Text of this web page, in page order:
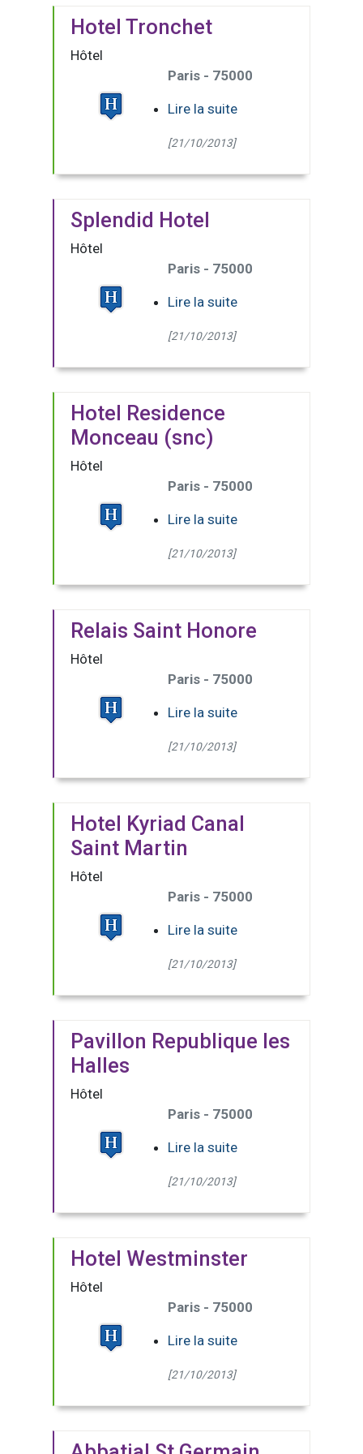
Hotel Tronchet
Hôtel
Paris - 75000
Lire la suite
[21/10/2013]
Splendid Hotel
Hôtel
Paris - 75000
Lire la suite
[21/10/2013]
Hotel Residence
Monceau (snc)
Hôtel
Paris - 75000
Lire la suite
[21/10/2013]
Relais Saint Honore
Hôtel
Paris - 75000
Lire la suite
[21/10/2013]
Hotel Kyriad Canal
Saint Martin
Hôtel
Paris - 75000
Lire la suite
[21/10/2013]
Pavillon Republique les
Halles
Hôtel
Paris - 75000
Lire la suite
[21/10/2013]
Hotel Westminster
Hôtel
Paris - 75000
Lire la suite
[21/10/2013]